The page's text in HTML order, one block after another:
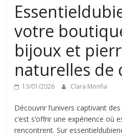
votre
bijoux et
naturelles de
13/01/2026 Clara Monfia
Découvrir l’univers captivant
c’est s’offrir une expérience où
rencontrent. Sur